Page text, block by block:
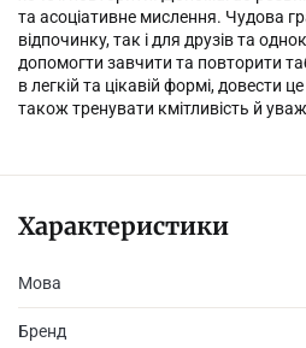
та асоціативне мислення. Чудова
відпочинку, так і для друзів та
допомогти завчити та повторити
в легкій та цікавій формі, довести
також тренувати кмітливість й
Характеристики
Мова
Бренд